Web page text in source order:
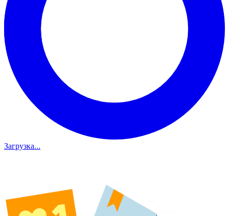
Загрузка...